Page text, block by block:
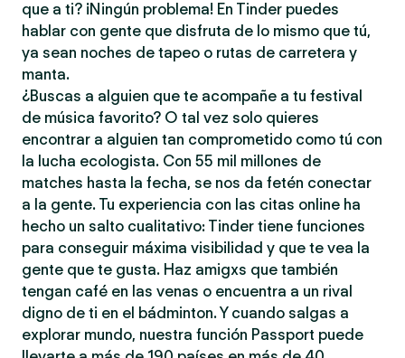
que a ti? ¡Ningún problema! En Tinder puedes
hablar con gente que disfruta de lo mismo que tú,
ya sean noches de tapeo o rutas de carretera y
manta.
¿Buscas a alguien que te acompañe a tu festival
de música favorito? O tal vez solo quieres
encontrar a alguien tan comprometido como tú con
la lucha ecologista. Con 55 mil millones de
matches hasta la fecha, se nos da fetén conectar
a la gente. Tu experiencia con las citas online ha
hecho un salto cualitativo: Tinder tiene funciones
para conseguir máxima visibilidad y que te vea la
gente que te gusta. Haz amigxs que también
tengan café en las venas o encuentra a un rival
digno de ti en el bádminton. Y cuando salgas a
explorar mundo, nuestra función Passport puede